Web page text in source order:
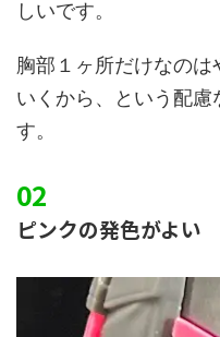
しいです。
胸部１ヶ所だけなの
いくから、という配慮
す。
ピンクの発色がよい